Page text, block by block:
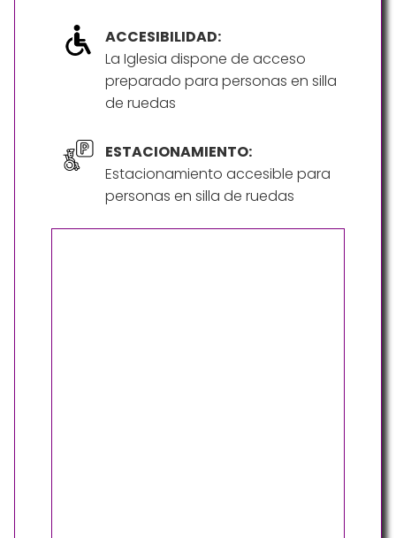
ACCESIBILIDAD:
La Iglesia dispone de acceso
preparado para personas en silla
de ruedas
ESTACIONAMIENTO:
Estacionamiento accesible para
personas en silla de ruedas